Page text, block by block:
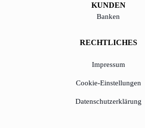
KUNDEN
Banken
RECHTLICHES
Impressum
Cookie-Einstellungen
Datenschutzerklärung